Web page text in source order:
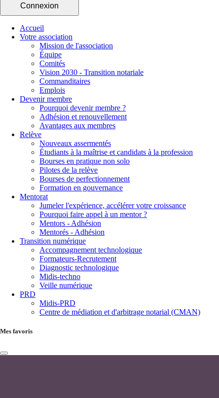
Connexion
Accueil
Votre association
Mission de l'association
Équipe
Comités
Vision 2030 - Transition notariale
Commanditaires
Emplois
Devenir membre
Pourquoi devenir membre ?
Adhésion et renouvellement
Avantages aux membres
Relève
Nouveaux assermentés
Étudiants à la maîtrise et candidats à la profession
Bourses en pratique non solo
Pilotes de la relève
Bourses de perfectionnement
Formation en gouvernance
Mentorat
Jumeler l'expérience, accélérer votre croissance
Pourquoi faire appel à un mentor ?
Mentors - Adhésion
Mentorés - Adhésion
Transition numérique
Accompagnement technologique
Formateurs-Recrutement
Diagnostic technologique
Midis-techno
Veille numérique
PRD
Midis-PRD
Centre de médiation et d'arbitrage notarial (CMAN)
Mes favoris